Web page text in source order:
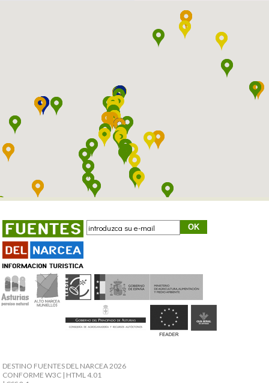
DESTINO FUENTES DEL NARCEA 2026
CONFORME W3C | HTML 4.01